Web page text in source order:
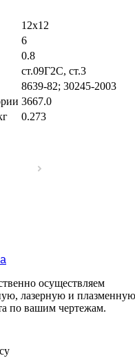
12х12
6
0.8
ст.09Г2С, ст.3
8639-82; 30245-2003
3667.0
0.273
осуществляем
лазерную и
по вашим чертежам.